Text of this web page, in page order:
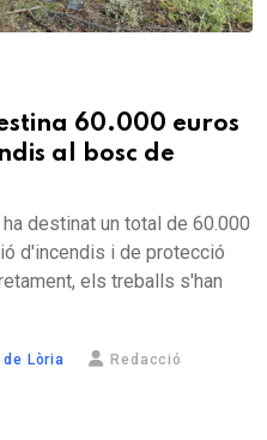
60.000 euros
al bosc de
destinat un total de 60.000
d'incendis i de protecció
els treballs s'han
Lòria Redacció